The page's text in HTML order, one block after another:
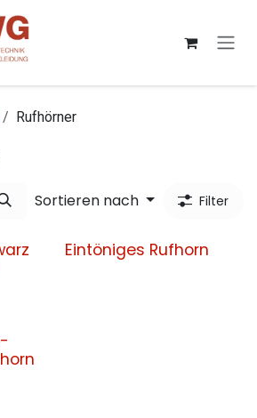
Rufhörner
Sortieren nach Filter
Eintöniges Rufhorn